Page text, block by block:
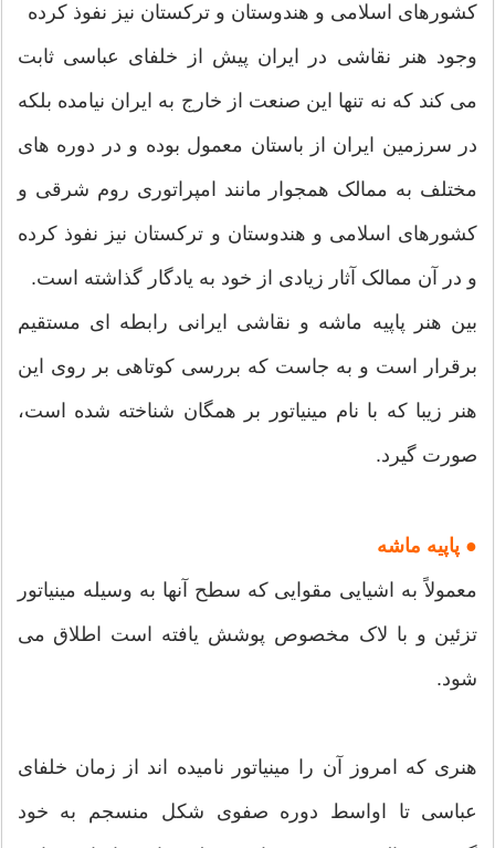
کشورهای اسلامی و هندوستان و ترکستان نیز نفوذ کرده
وجود هنر نقاشی در ایران پیش از خلفای عباسی ثابت
می کند که نه تنها این صنعت از خارج به ایران نیامده بلکه
در سرزمین ایران از باستان معمول بوده و در دوره های
مختلف به ممالک همجوار مانند امپراتوری روم شرقی و
کشورهای اسلامی و هندوستان و ترکستان نیز نفوذ کرده
و در آن ممالک آثار زیادی از خود به یادگار گذاشته است.
بین هنر پاپیه ماشه و نقاشی ایرانی رابطه ای مستقیم
برقرار است و به جاست که بررسی کوتاهی بر روی این
هنر زیبا که با نام مینیاتور بر همگان شناخته شده است،
صورت گیرد.
● پاپیه ماشه
معمولاً به اشیایی مقوایی که سطح آنها به وسیله مینیاتور
تزئین و با لاک مخصوص پوشش یافته است اطلاق می
شود.
هنری که امروز آن را مینیاتور نامیده اند از زمان خلفای
عباسی تا اواسط دوره صفوی شکل منسجم به خود